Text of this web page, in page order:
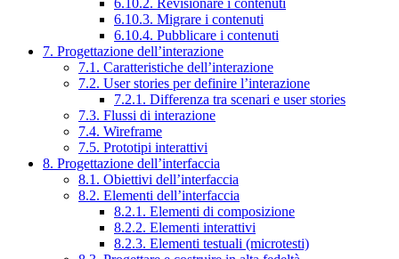
6.10.2. Revisionare i contenuti
6.10.3. Migrare i contenuti
6.10.4. Pubblicare i contenuti
7. Progettazione dell’interazione
7.1. Caratteristiche dell’interazione
7.2. User stories per definire l’interazione
7.2.1. Differenza tra scenari e user stories
7.3. Flussi di interazione
7.4. Wireframe
7.5. Prototipi interattivi
8. Progettazione dell’interfaccia
8.1. Obiettivi dell’interfaccia
8.2. Elementi dell’interfaccia
8.2.1. Elementi di composizione
8.2.2. Elementi interattivi
8.2.3. Elementi testuali (microtesti)